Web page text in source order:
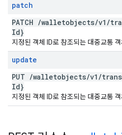
patch
PATCH /walletobjects/v1 /
Id}
지정된 객체 ID로 참조되는 대중교통
update
PUT /walletobjects/v1 /
Id}
지정된 객체 ID로 참조되는 대중교통